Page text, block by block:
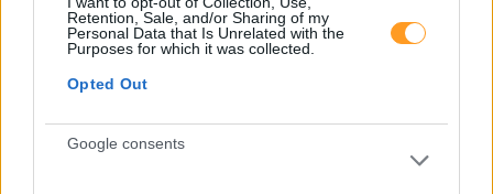
Retention, Sale, and/or Sharing of my
Personal Data that Is Unrelated with the
Purposes for which it was collected.
Opted Out
Google consents
Tecnologias De Informação